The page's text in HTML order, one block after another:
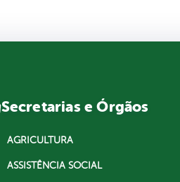
Secretarias e Órgãos
AGRICULTURA
ASSISTÊNCIA SOCIAL